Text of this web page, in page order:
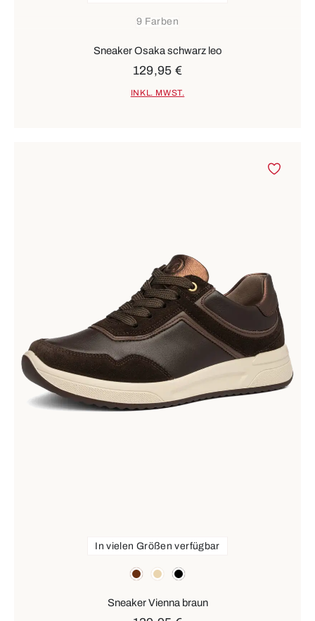
9 Farben
Sneaker Osaka schwarz leo
129,95 €
INKL. MWST.
braunbeigeschwarz
In vielen Größen verfügbar
Sneaker Vienna braun